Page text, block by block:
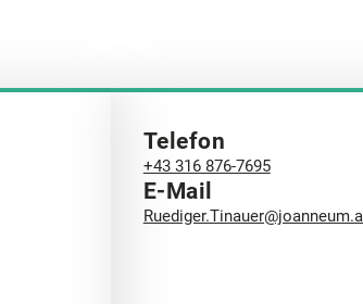
Telefon
+43 316 876-7695
E-Mail